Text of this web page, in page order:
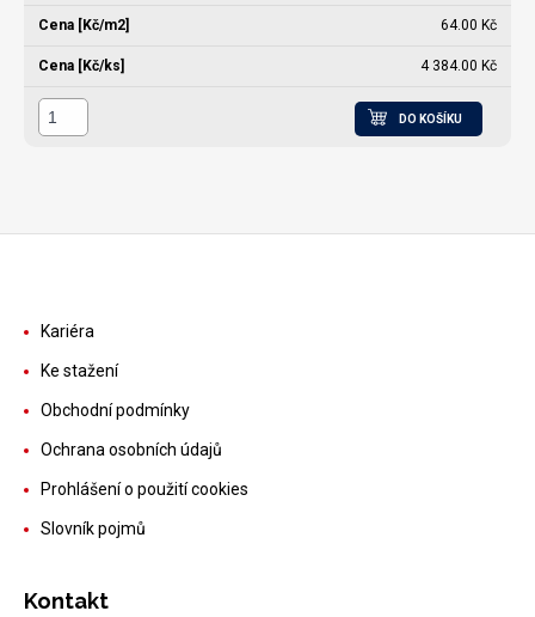
64.00 Kč
4 384.00 Kč
DO KOŠÍKU
Kariéra
Ke stažení
Obchodní podmínky
Ochrana osobních údajů
Prohlášení o použití cookies
Slovník pojmů
Kontakt